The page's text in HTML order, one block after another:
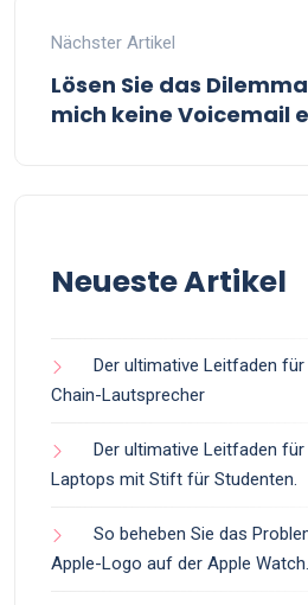
Nächster Artikel
Lösen Sie das
mich keine Voicemail
Neueste Artikel
Der ultimative Leitfaden
Chain-Lautsprecher
Der ultimative Leitfaden
Laptops mit Stift für Studenten.
So beheben Sie das
Apple-Logo auf der Apple Watch.